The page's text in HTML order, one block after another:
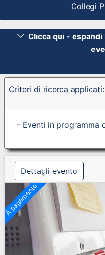
Collegi
Clicca qui -
Criteri di ricerca applicati:
- Eventi in programma
Dettagli evento
A pagamento